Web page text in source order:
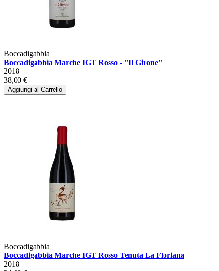
Boccadigabbia
Boccadigabbia Marche IGT Rosso - "Il Girone"
2018
38,00 €
Aggiungi al Carrello
Boccadigabbia
Boccadigabbia Marche IGT Rosso Tenuta La Floriana
2018